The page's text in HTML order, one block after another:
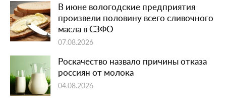
В июне вологодские предприятия
произвели половину всего сливочного
масла в СЗФО
07.08.2026
Роскачество назвало причины отказа
россиян от молока
04.08.2026